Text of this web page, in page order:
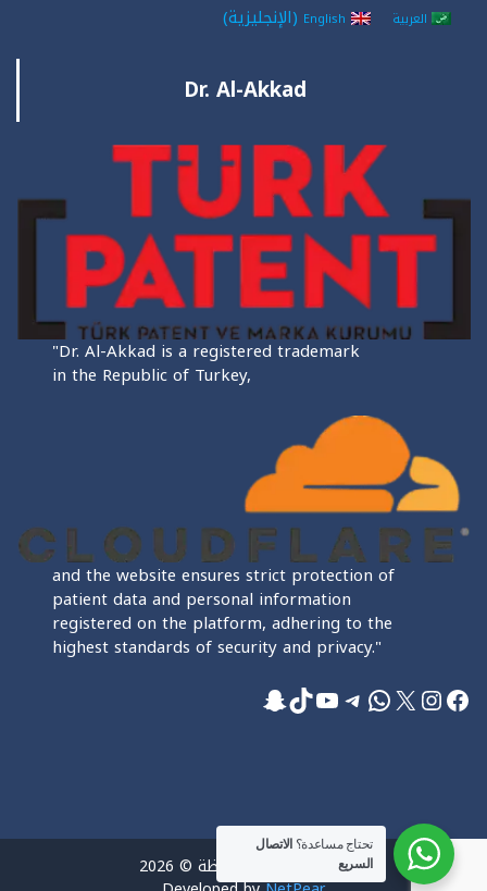
العربية English
(الإنجليزية)
Dr. Al-Akkad
"Dr. Al-Akkad is a registered trademark
in the Republic of Turkey,
and the website ensures strict protection of
patient data and personal information
registered on the platform, adhering to the
highest standards of security and privacy."
فيسبوك
إنستجرام
إكسواتساب
تيليجرام
يوتيوب
تيك توك
سناب شات
جميع الحقوق محفوظة © 2026
تحتاج مساعدة؟ الاتصال
السريع